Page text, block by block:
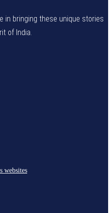
in bringing these unique stories
of India.
websites